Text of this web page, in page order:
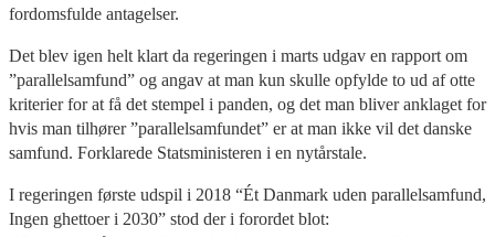
fordomsfulde antagelser.
Det blev igen helt klart da regeringen i marts udgav en rapport om
”parallelsamfund” og angav at man kun skulle opfylde to ud af otte
kriterier for at få det stempel i panden, og det man bliver anklaget for
hvis man tilhører ”parallelsamfundet” er at man ikke vil det danske
samfund. Forklarede Statsministeren i en nytårstale.
I regeringen første udspil i 2018 “Ét Danmark uden parallelsamfund,
Ingen ghettoer i 2030” stod der i forordet blot: